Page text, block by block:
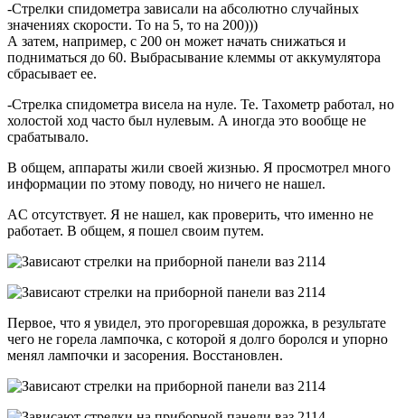
-Стрелки спидометра зависали на абсолютно случайных
значениях скорости. То на 5, то на 200)))
А затем, например, с 200 он может начать снижаться и
подниматься до 60. Выбрасывание клеммы от аккумулятора
сбрасывает ее.
-Стрелка спидометра висела на нуле. Те. Тахометр работал, но
холостой ход часто был нулевым. А иногда это вообще не
срабатывало.
В общем, аппараты жили своей жизнью. Я просмотрел много
информации по этому поводу, но ничего не нашел.
AC отсутствует. Я не нашел, как проверить, что именно не
работает. В общем, я пошел своим путем.
Первое, что я увидел, это прогоревшая дорожка, в результате
чего не горела лампочка, с которой я долго боролся и упорно
менял лампочки и засорения. Восстановлен.